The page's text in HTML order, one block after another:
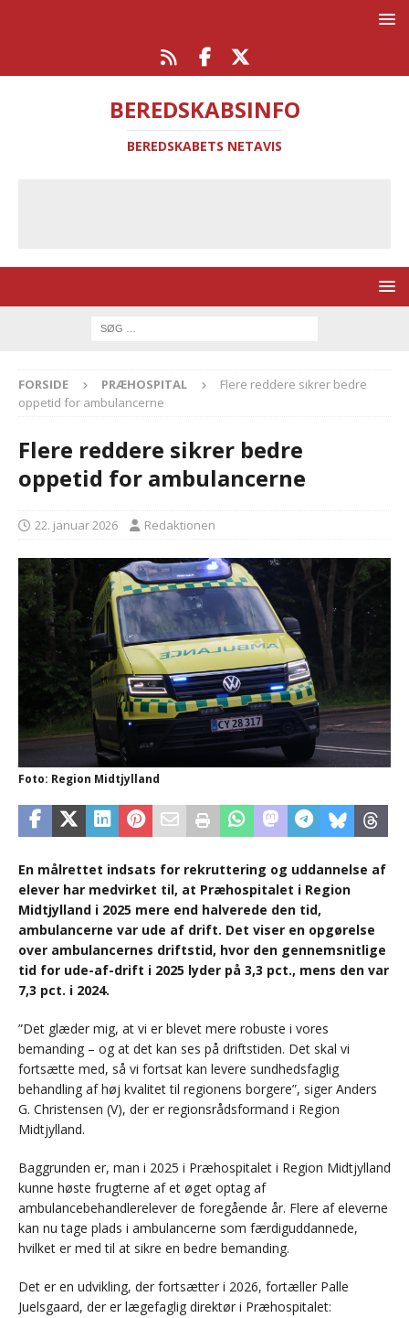
BEREDSKABSINFO
BEREDSKABETS NETAVIS
FORSIDE PRÆHOSPITAL
Flere reddere sikrer bedre
oppetid for ambulancerne
Flere reddere sikrer bedre
oppetid for ambulancerne
22. januar 2026 Redaktionen
Foto: Region Midtjylland
En målrettet indsats for rekruttering og uddannelse af
elever har medvirket til, at Præhospitalet i Region
Midtjylland i 2025 mere end halverede den tid,
ambulancerne var ude af drift. Det viser en opgørelse
over ambulancernes driftstid, hvor den gennemsnitlige
tid for ude-af-drift i 2025 lyder på 3,3 pct., mens den var
7,3 pct. i 2024.
”Det glæder mig, at vi er blevet mere robuste i vores
bemanding – og at det kan ses på driftstiden. Det skal vi
fortsætte med, så vi fortsat kan levere sundhedsfaglig
behandling af høj kvalitet til regionens borgere”, siger Anders
G. Christensen (V), der er regionsrådsformand i Region
Midtjylland.
Baggrunden er, man i 2025 i Præhospitalet i Region Midtjylland
kunne høste frugterne af et øget optag af
ambulancebehandlerelever de foregående år. Flere af eleverne
kan nu tage plads i ambulancerne som færdiguddannede,
hvilket er med til at sikre en bedre bemanding.
Det er en udvikling, der fortsætter i 2026, fortæller Palle
Juelsgaard, der er lægefaglig direktør i Præhospitalet: